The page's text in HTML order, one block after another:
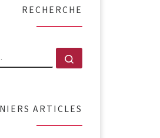
RECHERCHE
RECHERCHER
ARTICLES